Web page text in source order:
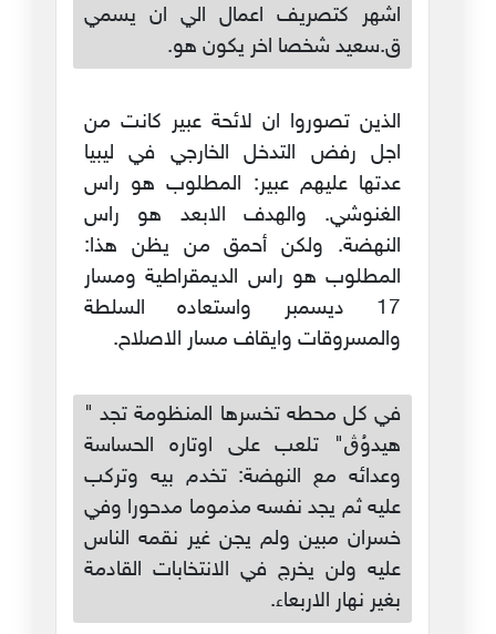
اشهر كتصريف اعمال الي ان يسمي
ق.سعيد شخصا اخر يكون هو.
الذين تصوروا ان لائحة عبير كانت من
اجل رفض التدخل الخارجي في ليبيا
عدتها عليهم عبير: المطلوب هو راس
الغنوشي. والهدف الابعد هو راس
النهضة. ولكن أحمق من يظن هذا:
المطلوب هو راس الديمقراطية ومسار
17 ديسمبر واستعاده السلطة
والمسروقات وايقاف مسار الاصلاح.
في كل محطه تخسرها المنظومة تجد "
هيدوُڨ" تلعب على اوتاره الحساسة
وعدائه مع النهضة: تخدم بيه وتركب
عليه ثم يجد نفسه مذموما مدحورا وفي
خسران مبين ولم يجن غير نقمه الناس
عليه ولن يخرج في الانتخابات القادمة
بغير نهار الاربعاء.